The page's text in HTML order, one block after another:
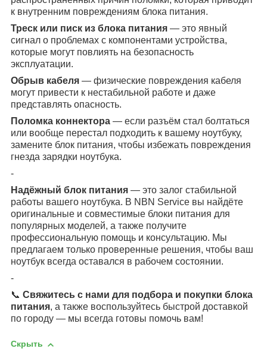
к внутренним повреждениям блока питания.
Треск или писк из блока питания — это явный
сигнал о проблемах с компонентами устройства,
которые могут повлиять на безопасность
эксплуатации.
Обрыв кабеля — физические повреждения кабеля
могут привести к нестабильной работе и даже
представлять опасность.
Поломка коннектора — если разъём стал болтаться
или вообще перестал подходить к вашему ноутбуку,
замените блок питания, чтобы избежать повреждения
гнезда зарядки ноутбука.
-
Надёжный блок питания — это залог стабильной
работы вашего ноутбука. В NBN Service вы найдёте
оригинальные и совместимые блоки питания для
популярных моделей, а также получите
профессиональную помощь и консультацию. Мы
предлагаем только проверенные решения, чтобы ваш
ноутбук всегда оставался в рабочем состоянии.
-
📞 Свяжитесь с нами для подбора и покупки блока
питания, а также воспользуйтесь быстрой доставкой
по городу — мы всегда готовы помочь вам!
Скрыть